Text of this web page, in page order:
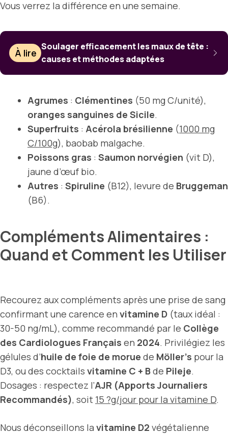
Vous verrez la différence en une semaine.
À lire
Soulager efficacement les maux de tête :
causes et méthodes adaptées
Agrumes : Clémentines (50 mg C/unité),
oranges sanguines de Sicile.
Superfruits : Acérola brésilienne (1000 mg
C/100g), baobab malgache.
Poissons gras : Saumon norvégien (vit D),
jaune d’œuf bio.
Autres : Spiruline (B12), levure de Bruggeman
(B6).
Compléments Alimentaires :
Quand et Comment les Utiliser
Recourez aux compléments après une prise de sang
confirmant une carence en vitamine D (taux idéal :
30-50 ng/mL), comme recommandé par le Collège
des Cardiologues Français en 2024. Privilégiez les
gélules d’huile de foie de morue de Möller’s pour la
D3, ou des cocktails vitamine C + Bde Pileje.
Dosages : respectez l’AJR (Apports Journaliers
Recommandés), soit 15 ?g/jour pour la vitamine D.
Nous déconseillons la vitamine D2 végétalienne